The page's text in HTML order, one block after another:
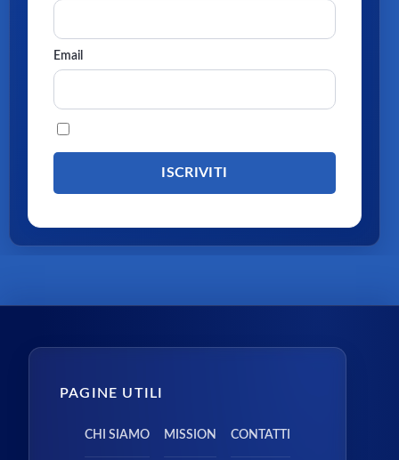
Email
PAGINE UTILI
CHI SIAMO MISSION CONTATTI